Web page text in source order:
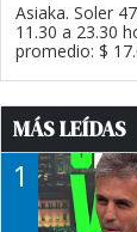
Asiaka. Soler
11.30 a 23.30
promedio: $
MÁS LEÍDAS
1